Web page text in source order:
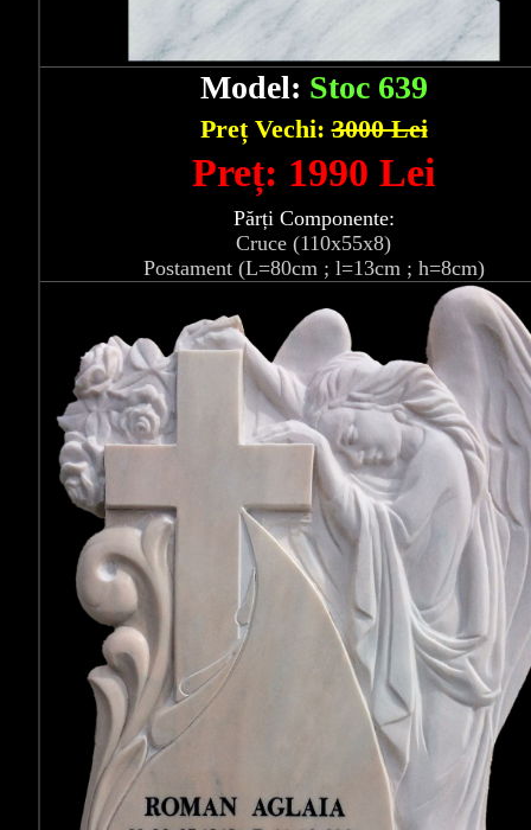
Model: Stoc 639
Preț Vechi:3000 Lei
Preț: 1990 Lei
Părți Componente:
Cruce (110x55x8)
Postament (L=80cm ; l=13cm ; h=8cm)